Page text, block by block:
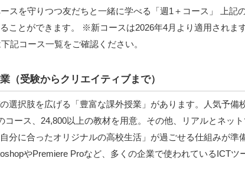
スを守りつつ友だちと一緒に学べる「週1＋コース」 上記
ことができます。 ※新コースは2026年4月より適用されます
記コース一覧をご確認ください。
（受験からクリエイティブまで）
選択肢を広げる「豊富な課外授業」があります。人気予備
ース、24,800以上の教材を用意。その他、リアルとネッ
分に合ったオリジナルの高校生活」が過ごせる仕組みが準
やPremiere Proなど、多くの企業で使われているICTツ